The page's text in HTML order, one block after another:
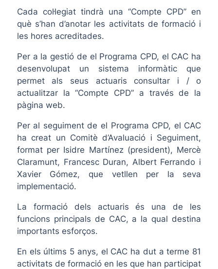
Cada col·legiat tindrà una “Compte CPD” en
què s’han d’anotar les activitats de formació i
les hores acreditades.
Per a la gestió de el Programa CPD, el CAC ha
desenvolupat un sistema informàtic que
permet als seus actuaris consultar i / o
actualitzar la “Compte CPD” a través de la
pàgina web.
Per al seguiment de el Programa CPD, el CAC
ha creat un Comitè d’Avaluació i Seguiment,
format per Isidre Martínez (president), Mercè
Claramunt, Francesc Duran, Albert Ferrando i
Xavier Gómez, que vetllen per la seva
implementació.
La formació dels actuaris és una de les
funcions principals de CAC, a la qual destina
importants esforços.
En els últims 5 anys, el CAC ha dut a terme 81
activitats de formació en les que han participat